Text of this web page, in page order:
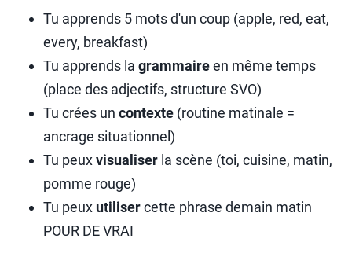
Tu apprends 5 mots d'un coup (apple, red, eat,
every, breakfast)
Tu apprends la grammaireen même temps
(place des adjectifs, structure SVO)
Tu crées un contexte (routine matinale =
ancrage situationnel)
Tu peuxvisualiser la scène (toi, cuisine, matin,
pomme rouge)
Tu peux utilisercette phrase demain matin
POUR DE VRAI